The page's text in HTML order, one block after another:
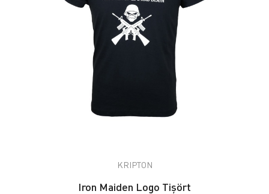
KRIPTON
Iron Maiden Logo Tişört